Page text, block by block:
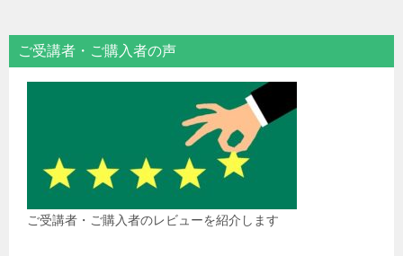
ご受講者・ご購入者の声
ご受講者・ご購入者のレビューを紹介します